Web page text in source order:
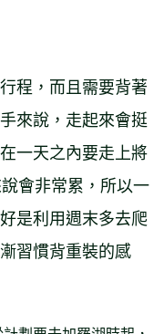
程，而且需要背著
來說，走起來會挺
一天之內要走上將
會非常累，所以一
是利用週末多去爬
習慣背重裝的感